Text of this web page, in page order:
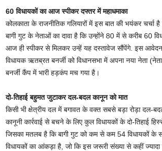
60 विधायकों का आज स्पीकर दफ्तर में महाधमाका
कोलकाता के राजनीतिक गलियारों में इस बात की भयंकर चर्चा
बागी गुट के नेताओं का दावा है कि उन्होंने 80 में से करीब 60
आज ही स्पीकर से मिलकर उन्हें यह दस्तावेज सौंपेंगे. इस आवेदन में
विधायक ऋतब्रत बनर्जी को विधानसभा में अपना नया नेता
बनर्जी कैंप में भारी हड़कंप मच गया है।
दो-तिहाई बहुमत जुटाकर दल-बदल कानून को मात
किसी भी क्षेत्रीय दल में बगावत के वक्त सबसे बड़ा रोड़ा दल-
कानूनी कार्रवाई से बचने के लिए कुल विधायकों के दो-तिहाई
जिसका मतलब है कि बागी गुट को कम से कम 54 विधायकों के
विधायकों का आंकड़ा है, जो कि इस जरूरी संख्या से कहीं ज्यादा